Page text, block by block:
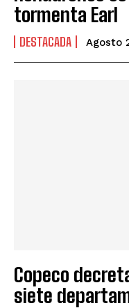
tormenta Earl
DESTACADA Agosto
Copeco
siete